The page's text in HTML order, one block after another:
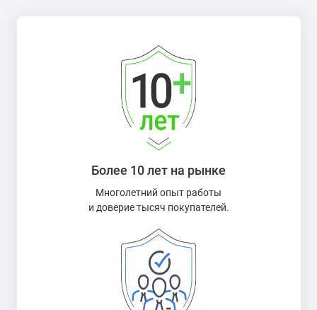
Более 10 лет на рынке
Многолетний опыт работы
и доверие тысяч покупателей.